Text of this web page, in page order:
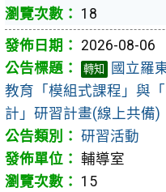
18
2026-08-06
轉知
國立羅
教育「模組式課程」與
計」研習計畫(線上共備)
研習活動
輔導室
15